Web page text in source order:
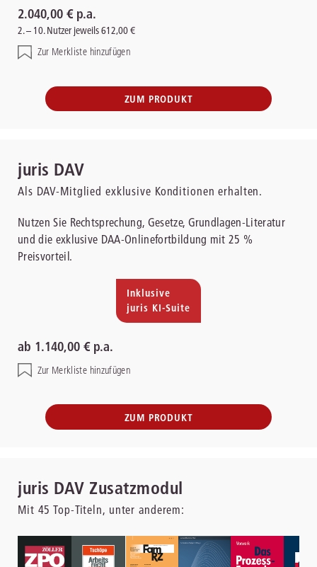
2.040,00 € p.a.
2. – 10. Nutzer jeweils 612,00 €
Zur Merkliste hinzufügen
ZUM PRODUKT
juris DAV
Als DAV-Mitglied exklusive Konditionen erhalten.
Nutzen Sie Rechtsprechung, Gesetze, Grundlagen-Literatur
und die exklusive DAA-Onlinefortbildung mit 25 %
Preisvorteil.
Inklusive
juris KI-Suite
ab 1.140,00 € p.a.
Zur Merkliste hinzufügen
ZUM PRODUKT
juris DAV Zusatzmodul
Mit 45 Top-Titeln, unter anderem: